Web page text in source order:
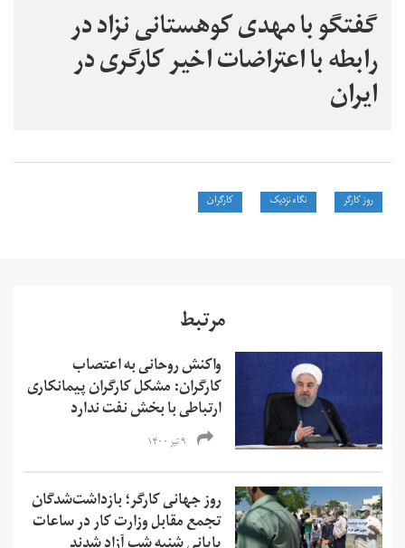
گفتگو با مهدی کوهستانی نزاد در
رابطه با اعتراضات اخیر کارگری در
ایران
روز کارگر نگاه نزدیک کارگران
مرتبط
واکنش روحانی به اعتصاب
کارگران: مشکل کارگران پیمانکاری
ارتباطی با بخش نفت ندارد
۹ تیر ۱۴۰۰
روز جهانی کارگر؛ بازداشت‌شدگان
تجمع مقابل وزارت کار در ساعات